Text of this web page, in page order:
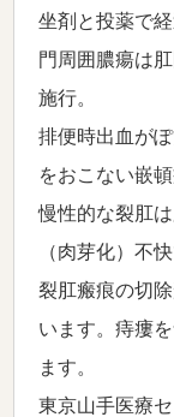
坐剤と投薬で
門周囲膿瘍は
施行。
排便時出血が
をおこない嵌
慢性的な裂肛
（肉芽化）不快
裂肛瘢痕の切
います。痔瘻
ます。
東京山手医療